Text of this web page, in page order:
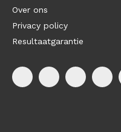
Over ons
Privacy policy
Resultaatgarantie